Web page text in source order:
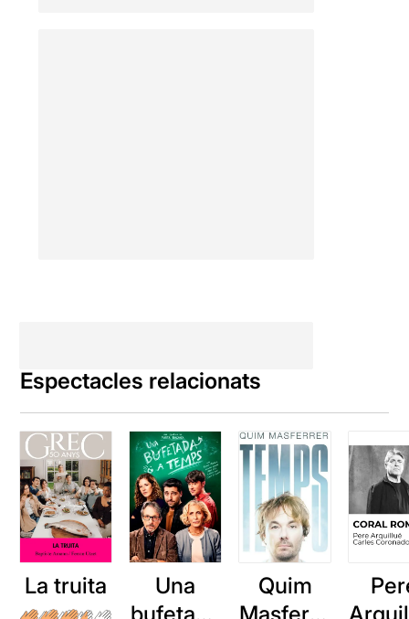
Espectacles relacionats
La truita
Una
Quim